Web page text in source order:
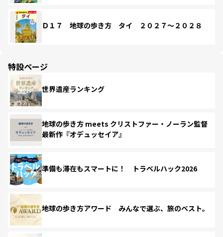
Ｄ１７ 地球の歩き方 タイ ２０２７～２０２８
特設ページ
世界遺産ランキング
地球の歩き方 meets クリストファー・ノーラン監督
最新作『オデュッセイア』
準備も滞在もスマートに！ トラベルハック2026
地球の歩き方アワード みんなで選ぶ、旅のベスト。